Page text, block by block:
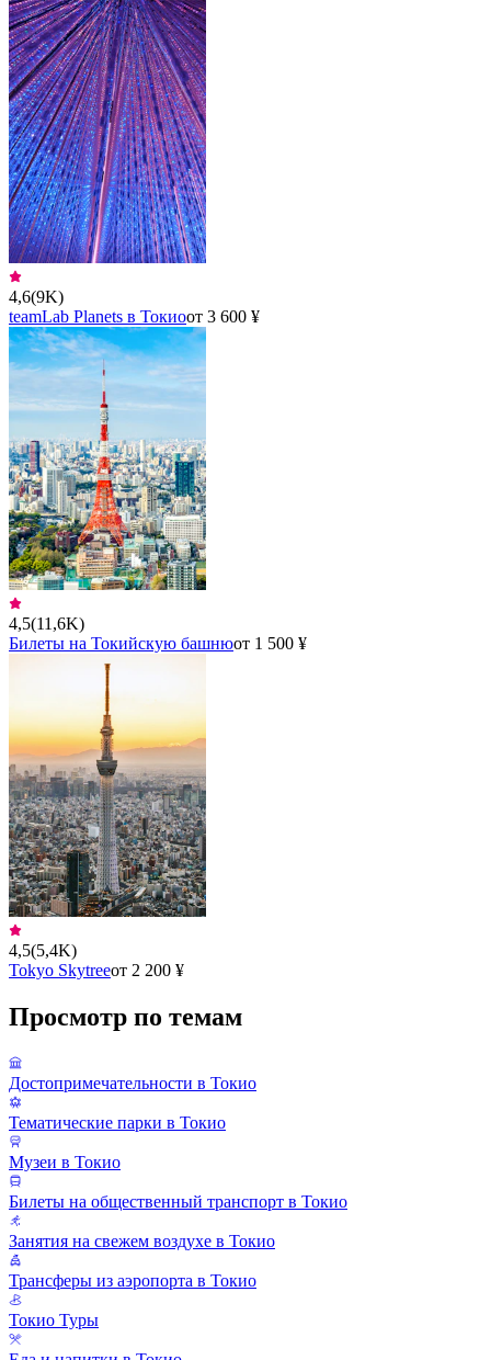
4,6(9K)
teamLab Planets в Токиоот 3 600 ¥
4,5(11,6K)
Билеты на Токийскую башнюот 1 500 ¥
4,5(5,4K)
Tokyo Skytreeот 2 200 ¥
Просмотр по темам
Достопримечательности в Токио
Тематические парки в Токио
Музеи в Токио
Билеты на общественный транспорт в Токио
Занятия на свежем воздухе в Токио
Трансферы из аэропорта в Токио
Токио Туры